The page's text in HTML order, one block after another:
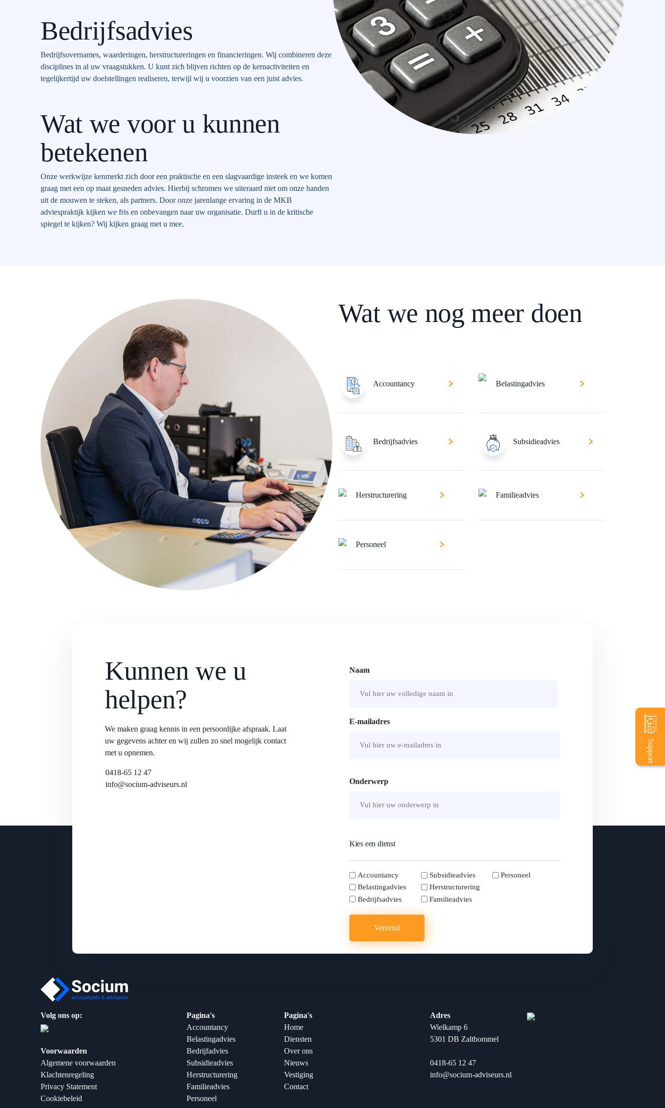
Support
Bedrijfsadvies
Bedrijfsovernames, waarderingen, herstructureringen en financieringen. Wij combineren deze
disciplines in al uw vraagstukken. U kunt zich blijven richten op de kernactiviteiten en
tegelijkertijd uw doelstellingen realiseren, terwijl wij u voorzien van een juist advies.
Wat we voor u kunnen
betekenen
Onze werkwijze kenmerkt zich door een praktische en een slagvaardige insteek en we komen
graag met een op maat gesneden advies. Hierbij schromen we uiteraard niet om onze handen
uit de mouwen te steken, als partners. Door onze jarenlange ervaring in de MKB
adviespraktijk kijken we fris en onbevangen naar uw organisatie. Durft u in de kritische
spiegel te kijken? Wij kijken graag met u mee.
Wat we nog meer doen
Accountancy Belastingadvies
Bedrijfsadvies Subsidieadvies
Herstructurering Familieadvies
Personeel
Kunnen we u
helpen?
We maken graag kennis in een persoonlijke afspraak. Laat
uw gegevens achter en wij zullen zo snel mogelijk contact
met u opnemen.
0418-65 12 47
info@socium-adviseurs.nl
Naam
E-mailadres
Onderwerp
Kies een dienst
kiesAccountancy
Belastingadvies
Bedrijfsadvies
Subsidieadvies
Herstructurering
Familieadvies
Personeel
Volg ons op:
Voorwaarden
Algemene voorwaarden
Klachtenregeling
Privacy Statement
Cookiebeleid
Pagina's
Accountancy
Belastingadvies
Bedrijfadvies
Subsidieadvies
Herstructurering
Familieadvies
Personeel
Pagina's
Home
Diensten
Over ons
Nieuws
Vestiging
Contact
Adres
Wielkamp 6
5301 DB Zaltbommel
0418-65 12 47
info@socium-adviseurs.nl